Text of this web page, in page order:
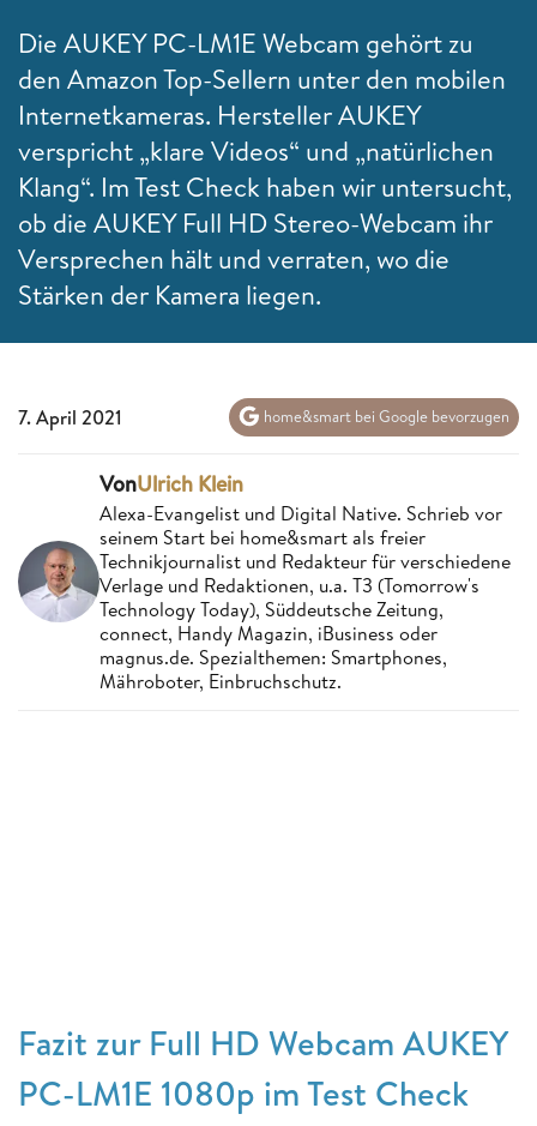
Die AUKEY PC-LM1E Webcam gehört zu
den Amazon Top-Sellern unter den mobilen
Internetkameras. Hersteller AUKEY
verspricht „klare Videos“ und „natürlichen
Klang“. Im Test Check haben wir untersucht,
ob die AUKEY Full HD Stereo-Webcam ihr
Versprechen hält und verraten, wo die
Stärken der Kamera liegen.
7. April 2021 home&smart bei Google bevorzugen
VonUlrich Klein
Alexa-Evangelist und Digital Native. Schrieb vor
seinem Start bei home&smart als freier
Technikjournalist und Redakteur für verschiedene
Verlage und Redaktionen, u.a. T3 (Tomorrow's
Technology Today), Süddeutsche Zeitung,
connect, Handy Magazin, iBusiness oder
magnus.de. Spezialthemen: Smartphones,
Mähroboter, Einbruchschutz.
Fazit zur Full HD Webcam AUKEY
PC-LM1E 1080p im Test Check